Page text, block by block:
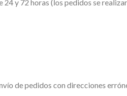
y 72 horas (los pedidos se
de pedidos con direcciones